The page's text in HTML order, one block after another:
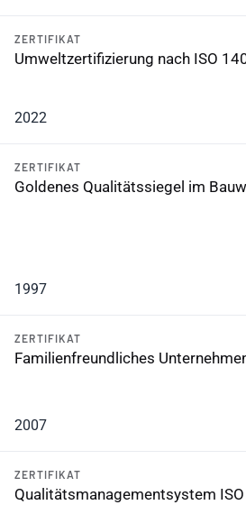
ZERTIFIKAT
Umweltzertifizierung nach ISO
2022
ZERTIFIKAT
Goldenes Qualitätssiegel im
1997
ZERTIFIKAT
Familienfreundliches
2007
ZERTIFIKAT
Qualitätsmanagementsystem ISO